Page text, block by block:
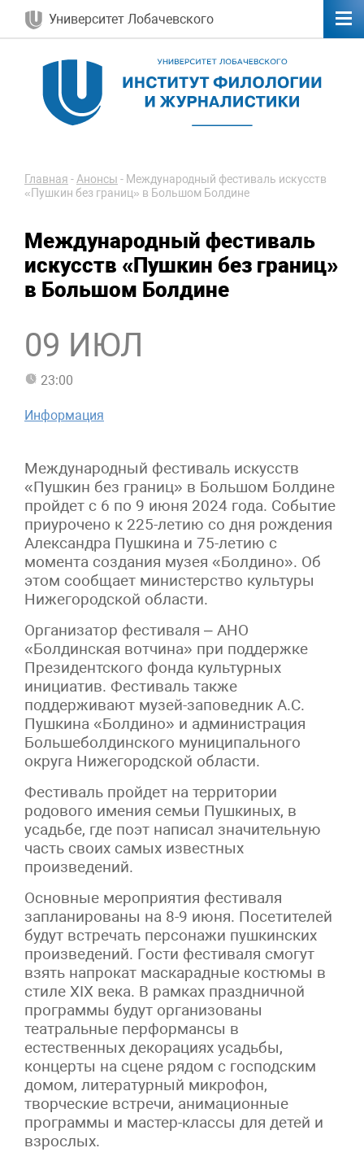
Университет Лобачевского
Главная -Анонсы - Международный фестиваль искусств
«Пушкин без границ» в Большом Болдине
Международный фестиваль
искусств «Пушкин без границ»
в Большом Болдине
09 ИЮЛ
23:00
Информация
Международный фестиваль искусств
«Пушкин без границ» в Большом Болдине
пройдет с 6 по 9 июня 2024 года. Событие
приурочено к 225-летию со дня рождения
Александра Пушкина и 75-летию с
момента создания музея «Болдино». Об
этом сообщает министерство культуры
Нижегородской области.
Организатор фестиваля – АНО
«Болдинская вотчина» при поддержке
Президентского фонда культурных
инициатив. Фестиваль также
поддерживают музей-заповедник А.С.
Пушкина «Болдино» и администрация
Большеболдинского муниципального
округа Нижегородской области.
Фестиваль пройдет на территории
родового имения семьи Пушкиных, в
усадьбе, где поэт написал значительную
часть своих самых известных
произведений.
Основные мероприятия фестиваля
запланированы на 8-9 июня. Посетителей
будут встречать персонажи пушкинских
произведений. Гости фестиваля смогут
взять напрокат маскарадные костюмы в
стиле XIX века. В рамках праздничной
программы будут организованы
театральные перформансы в
естественных декорациях усадьбы,
концерты на сцене рядом с господским
домом, литературный микрофон,
творческие встречи, анимационные
программы и мастер-классы для детей и
взрослых.